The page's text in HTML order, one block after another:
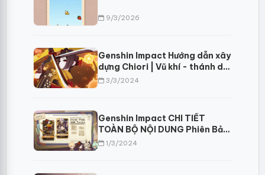
9/3/2026
Genshin Impact Hướng dẫn xây
dựng Chiori | Vũ khí - thánh di
vật và đội hình tốt nhất
3/3/2024
Genshin Impact CHI TIẾT
TOÀN BỘ NỘI DUNG Phiên Bản
4.51/3/2024